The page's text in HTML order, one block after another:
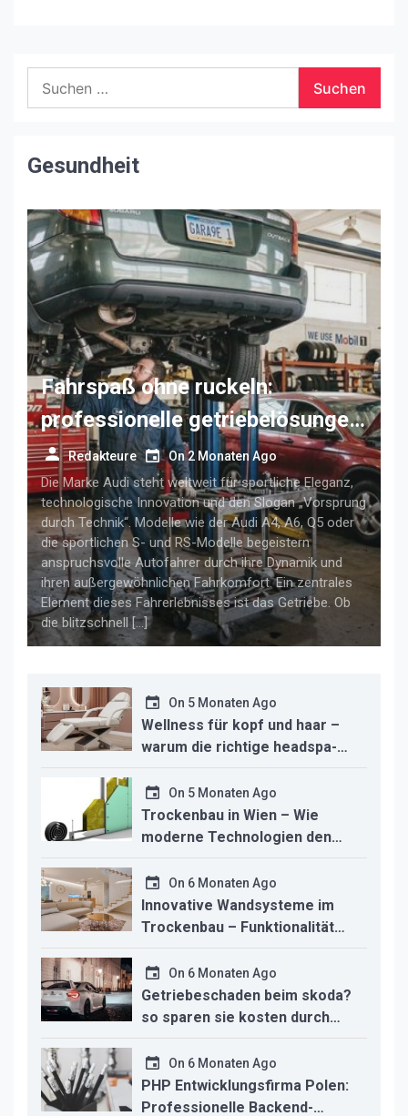
nach:
Gesundheit
Fahrspaß ohne ruckeln:
professionelle getriebelösungen
für anspruchsvolle audi-fahrer
Redakteure On2 Monaten Ago
Die Marke Audi steht weltweit für sportliche Eleganz,
technologische Innovation und den Slogan „Vorsprung
durch Technik“. Modelle wie der Audi A4, A6, Q5 oder
die sportlichen S- und RS-Modelle begeistern
anspruchsvolle Autofahrer durch ihre Dynamik und
ihren außergewöhnlichen Fahrkomfort. Ein zentrales
Element dieses Fahrerlebnisses ist das Getriebe. Ob
die blitzschnell […]
On 5 Monaten Ago
Wellness für kopf und haar –
warum die richtige headspa-
liege den unterschied für ihr
studio macht
On 5 Monaten Ago
Trockenbau in Wien – Wie
moderne Technologien den
Innenausbau revolutionieren
On 6 Monaten Ago
Innovative Wandsysteme im
Trockenbau – Funktionalität
trifft modernes Design
On 6 Monaten Ago
Getriebeschaden beim skoda?
so sparen sie kosten durch
professionelle instandsetzung
On 6 Monaten Ago
PHP Entwicklungsfirma Polen:
Professionelle Backend-